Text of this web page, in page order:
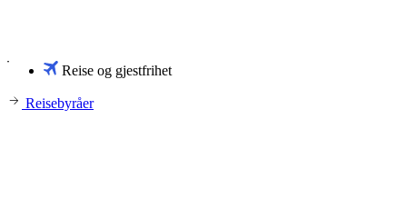
Reise og gjestfrihet
Reisebyråer